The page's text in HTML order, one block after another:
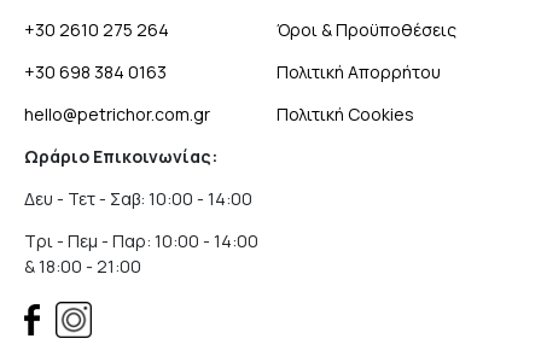
+30 2610 275 264
+30 698 384 0163
hello@petrichor.com.gr
Ωράριο Επικοινωνίας:
Δευ - Τετ - Σαβ: 10:00 - 14:00
Τρι - Πεμ - Παρ: 10:00 - 14:00
& 18:00 - 21:00
Όροι & Προϋποθέσεις
Πολιτική Απορρήτου
Πολιτική Cookies